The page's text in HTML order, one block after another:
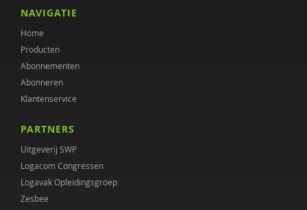
Lenneke Docter
Stasja Draisma
Jos Dröes
Merijn Eikelenboom
Janine Groeneveld
Maaike Habra
Jet Heering
NAVIGATIE
Home
Producten
Abonnementen
Abonneren
Klantenservice
PARTNERS
Uitgeverij SWP
Logacom Congressen
Logavak Opleidingsgroep
Zesbee